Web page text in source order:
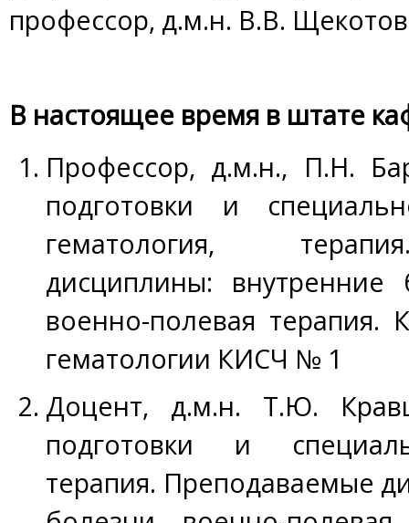
профессор, д.м.н. В.В.
В настоящее время в штате
Профессор, д.м.н., П.Н.
подготовки и
гематология,
дисциплины: внутренние
военно-полевая терапия.
гематологии КИСЧ № 1
Доцент, д.м.н. Т.Ю.
подготовки и
терапия. Преподаваемые